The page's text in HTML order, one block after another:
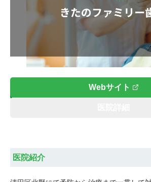
Webサイト
医院紹介